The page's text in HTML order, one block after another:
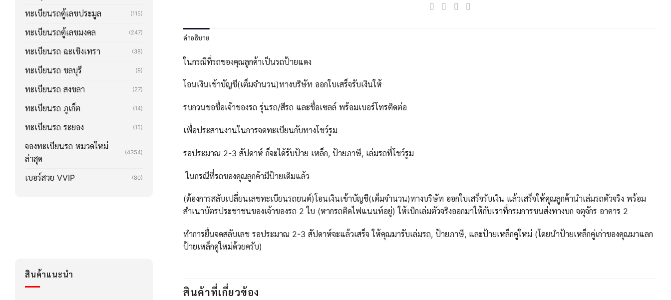
ทะเบียนรถตู้เลขประมูล (115)
ทะเบียนรถตู้เลขมงคล (247)
ทะเบียนรถ ฉะเชิงเทรา (38)
ทะเบียนรถ ชลบุรี (9)
ทะเบียนรถ สงขลา (27)
ทะเบียนรถ ภูเก็ต (14)
ทะเบียนรถ ระยอง (15)
จองทะเบียนรถ หมวดใหม่
ล่าสุด
(4354)
เบอร์สวย VVIP (80)
สินค้าแนะนำ
คำอธิบาย
ในกรณีที่รถของคุณลูกค้าเป็นรถป้ายแดง
โอนเงินเข้าบัญชี(เต็มจำนวน)ทางบริษัท ออกใบเสร็จรับเงินให้
รบกวนขอชื่อเจ้าของรถ รุ่นรถ/สีรถ และชื่อเซลล์ พร้อมเบอร์โทรติดต่อ
เพื่อประสานงานในการจดทะเบียนกับทางโชว์รูม
รอประมาณ 2-3 สัปดาห์ ก็จะได้รับป้าย เหล็ก, ป้ายภาษี, เล่มรถที่โชว์รูม
ในกรณีที่รถของคุณลูกค้ามีป้ายเดิมแล้ว
(ต้องการสลับเปลี่ยนเลขทะเบียนรถยนต์)โอนเงินเข้าบัญชี(เต็มจำนวน)ทางบริษัท ออกใบเสร็จรับเงิน แล้วเสร็จให้คุณลูกค้านำเล่มรถตัวจริง พร้อม
สำเนาบัตรประชาชนของเจ้าของรถ 2 ใบ (หากรถติดไฟแนนท์อยู่) ให้เบิกเล่มตัวจริงออกมาให้กับเราที่กรมการขนส่งทางบก จตุจักร อาคาร 2
ทำการยื่นจดสลับเลข รอประมาณ 2-3 สัปดาห์จะแล้วเสร็จ ให้คุณมารับเล่มรถ, ป้ายภาษี, และป้ายเหล็กคู่ใหม่ (โดยนำป้ายเหล็กคู่เก่าของคุณมาแลก
ป้ายเหล็กคู่ใหม่ด้วยครับ)
สินค้าที่เกี่ยวข้อง